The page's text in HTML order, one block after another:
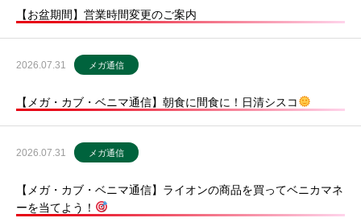
【お盆期間】営業時間変更のご案内
2026.07.31 メガ通信
【メガ・カブ・ベニマ通信】朝食に間食に！日清シスコ
2026.07.31 メガ通信
【メガ・カブ・ベニマ通信】ライオンの商品を買ってベニカマネ
ーを当てよう！